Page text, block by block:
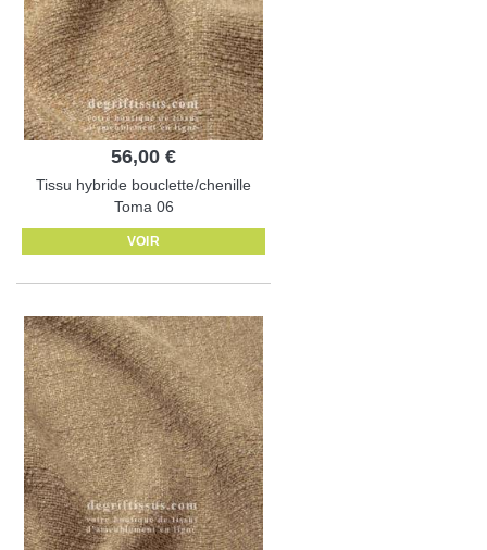
56,00 €
Tissu hybride bouclette/chenille
Toma 06
VOIR